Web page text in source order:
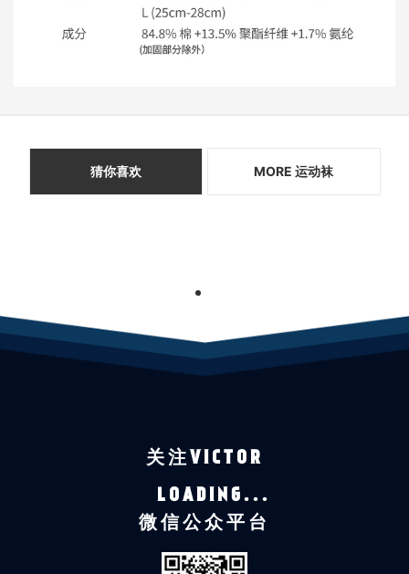
猜你喜欢 MORE 运动袜
1
关注VICTOR
LOADING...
微信公众平台